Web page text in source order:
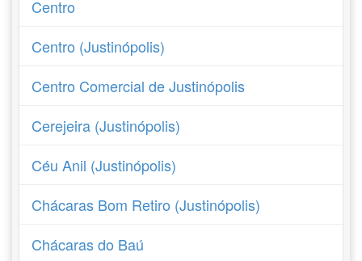
Centro
Centro (Justinópolis)
Centro Comercial de Justinópolis
Cerejeira (Justinópolis)
Céu Anil (Justinópolis)
Chácaras Bom Retiro (Justinópolis)
Chácaras do Baú